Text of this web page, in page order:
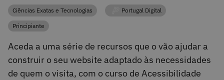
Categoria
Ciências Exatas e Tecnologias Categoria
Portugal Digital
Categoria
Principiante
Aceda a uma série de recursos que o vão ajudar a
construir o seu website adaptado às necessidades
de quem o visita, com o curso de Acessibilidade